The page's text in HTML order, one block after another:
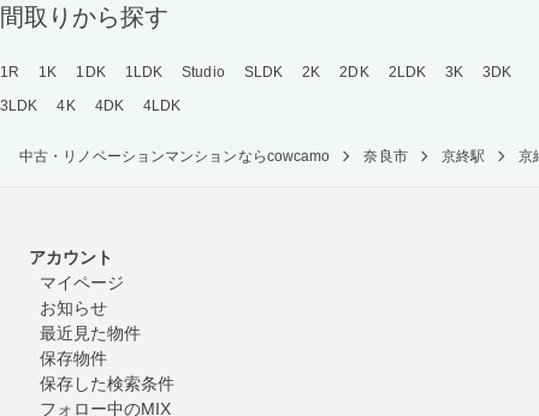
間取りから探す
1R 1K 1DK 1LDK Studio SLDK 2K 2DK 2LDK 3K
3DK
3LDK
4K 4DK 4LDK
中古・リノベーションマンションならcowcamo 奈良市 京終駅 京
アカウント
マイページ
お知らせ
最近見た物件
保存物件
保存した検索条件
フォロー中のMIX